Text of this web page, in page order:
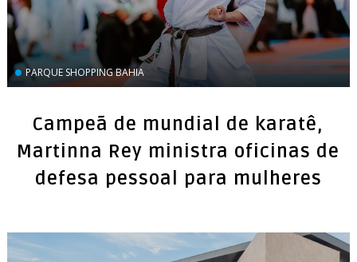
PARQUE SHOPPING BAHIA
Campeã de mundial de karatê,
Martinna Rey ministra oficinas de
defesa pessoal para mulheres